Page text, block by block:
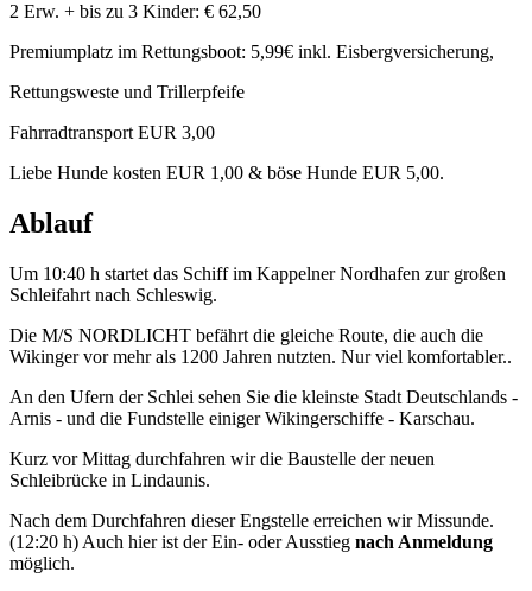
2 Erw. + bis zu 3 Kinder: € 62,50
Premiumplatz im Rettungsboot: 5,99€ inkl. Eisbergversicherung,
Rettungsweste und Trillerpfeife
Fahrradtransport EUR 3,00
Liebe Hunde kosten EUR 1,00 & böse Hunde EUR 5,00.
Ablauf
Um 10:40 h startet das Schiff im Kappelner Nordhafen zur großen
Schleifahrt nach Schleswig.
Die M/S NORDLICHT befährt die gleiche Route, die auch die
Wikinger vor mehr als 1200 Jahren nutzten. Nur viel komfortabler..
An den Ufern der Schlei sehen Sie die kleinste Stadt Deutschlands -
Arnis - und die Fundstelle einiger Wikingerschiffe - Karschau.
Kurz vor Mittag durchfahren wir die Baustelle der neuen
Schleibrücke in Lindaunis.
Nach dem Durchfahren dieser Engstelle erreichen wir Missunde.
(12:20 h) Auch hier ist der Ein- oder Ausstieg nach Anmeldung
möglich.